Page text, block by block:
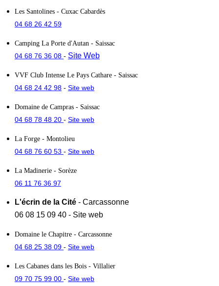
Les Santolines - Cuxac Cabardès
04 68 26 42 59
Camping La Porte d'Autan - Saissac
04 68 76 36 08 - Site Web
VVF Club Intense Le Pays Cathare - Saissac
04 68 24 42 98 - Site web
Domaine de Campras - Saissac
04 68 78 48 20 - Site web
La Forge - Montolieu
04 68 76 60 53 - Site web
La Madinerie - Sorèze
06 11 76 36 97
L'écrin de la Cité - Carcassonne
06 08 15 09 40 - Site web
Domaine le Chapitre - Carcassonne
04 68 25 38 09 - Site web
Les Cabanes dans les Bois - Villalier
09 70 75 99 00 - Site web